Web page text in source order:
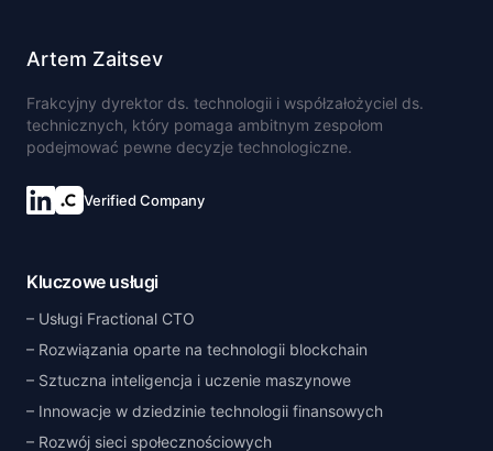
Artem Zaitsev
Frakcyjny dyrektor ds. technologii i współzałożyciel ds.
technicznych, który pomaga ambitnym zespołom
podejmować pewne decyzje technologiczne.
Verified Company
Kluczowe usługi
Usługi Fractional CTO
Rozwiązania oparte na technologii blockchain
Sztuczna inteligencja i uczenie maszynowe
Innowacje w dziedzinie technologii finansowych
Rozwój sieci społecznościowych